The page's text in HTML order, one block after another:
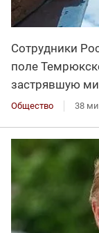
Сотрудники
поле
застрявшую
Общество 38